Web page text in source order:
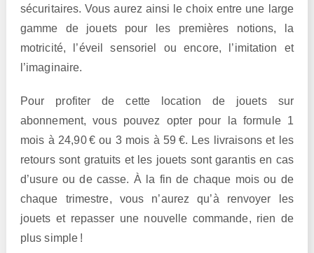
sécuritaires. Vous aurez ainsi le choix entre une large
gamme de jouets pour les premières notions, la
motricité, l’éveil sensoriel ou encore, l’imitation et
l’imaginaire.
Pour profiter de cette location de jouets sur
abonnement, vous pouvez opter pour la formule 1
mois à 24,90 € ou 3 mois à 59 €. Les livraisons et les
retours sont gratuits et les jouets sont garantis en cas
d’usure ou de casse. À la fin de chaque mois ou de
chaque trimestre, vous n’aurez qu’à renvoyer les
jouets et repasser une nouvelle commande, rien de
plus simple !